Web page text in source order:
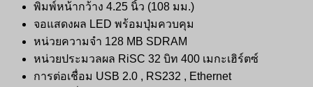
พิมพ์หน้ากว้าง 4.25 นิ้ว (108 มม.)
จอแสดงผล LED พร้อมปุ่มควบคุม
หน่วยความจำ 128 MB SDRAM
หน่วยประมวลผล RiSC 32 บิท 400 เมกะเฮิร์ตซ์
การต่อเชื่อม USB 2.0 , RS232 , Ethernet